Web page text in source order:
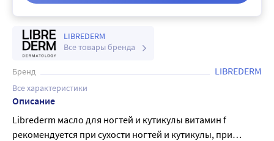
LIBREDERM
Все товары бренда
Бренд LIBREDERM
Все характеристики
Описание
Librederm масло для ногтей и кутикулы витамин f
рекомендуется при сухости ногтей и кутикулы, при